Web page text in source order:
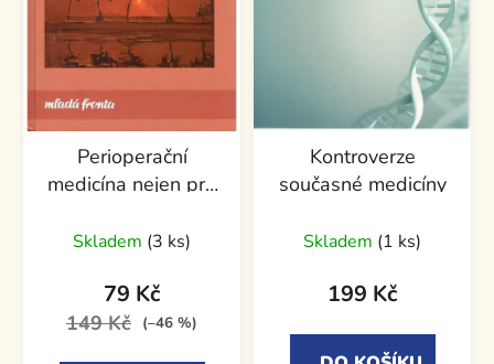
Perioperační
medicína nejen pro
Skladem (3 ks)
79 Kč
149 Kč (–46 %)
Kontroverze
současné medicíny
hodnocení
produktu
5,0
Skladem (1 ks)
199 Kč